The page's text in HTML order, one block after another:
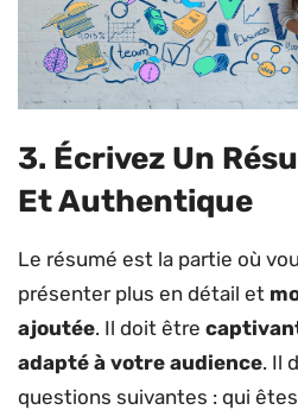
3. Écrivez Un
Et Authentique
Le résumé est la partie où
présenter plus en détail et
ajoutée. Il doit être
adapté à votre audience. Il
questions suivantes : qui